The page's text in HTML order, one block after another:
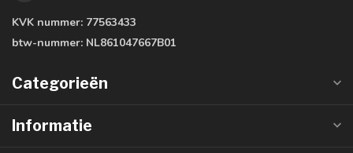
KVK nummer: 77563433
btw-nummer: NL861047667B01
Categorieën
Informatie